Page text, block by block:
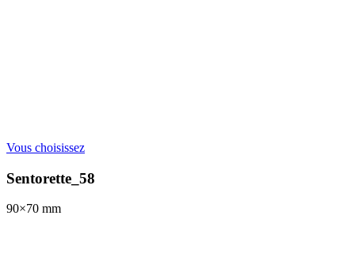
Vous choisissez
Sentorette_58
90×70 mm